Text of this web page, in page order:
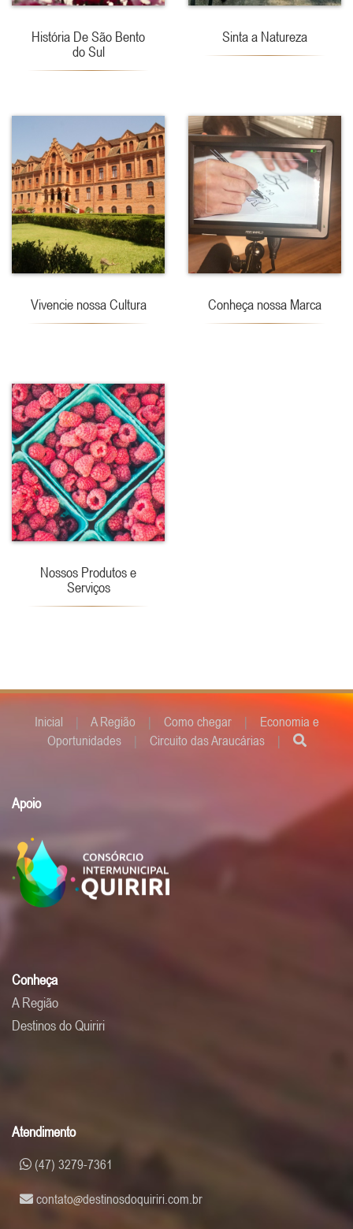
História De São Bento
do Sul
Sinta a Natureza
Vivencie nossa Cultura Conheça nossa Marca
Nossos Produtos e
Serviços
Inicial | A Região | Como chegar |
Economia e
Oportunidades
| Circuito das Araucárias |
Apoio
Conheça
A Região
Destinos do Quiriri
Atendimento
(47) 3279-7361
contato destinosdoquiriri.com.br